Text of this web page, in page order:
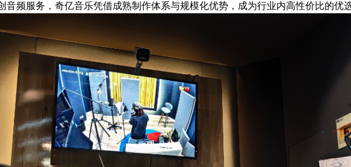
音频服务，奇亿音乐凭借成熟制作体系与规模化优势，成为行业内高性价比的优选